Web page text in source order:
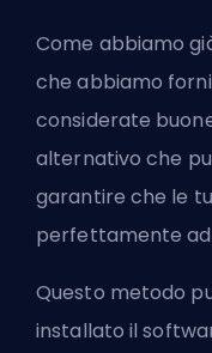
Come abbiamo
che abbiamo
considerate
alternativo che
garantire che le
perfettamente
Questo metodo
installato il